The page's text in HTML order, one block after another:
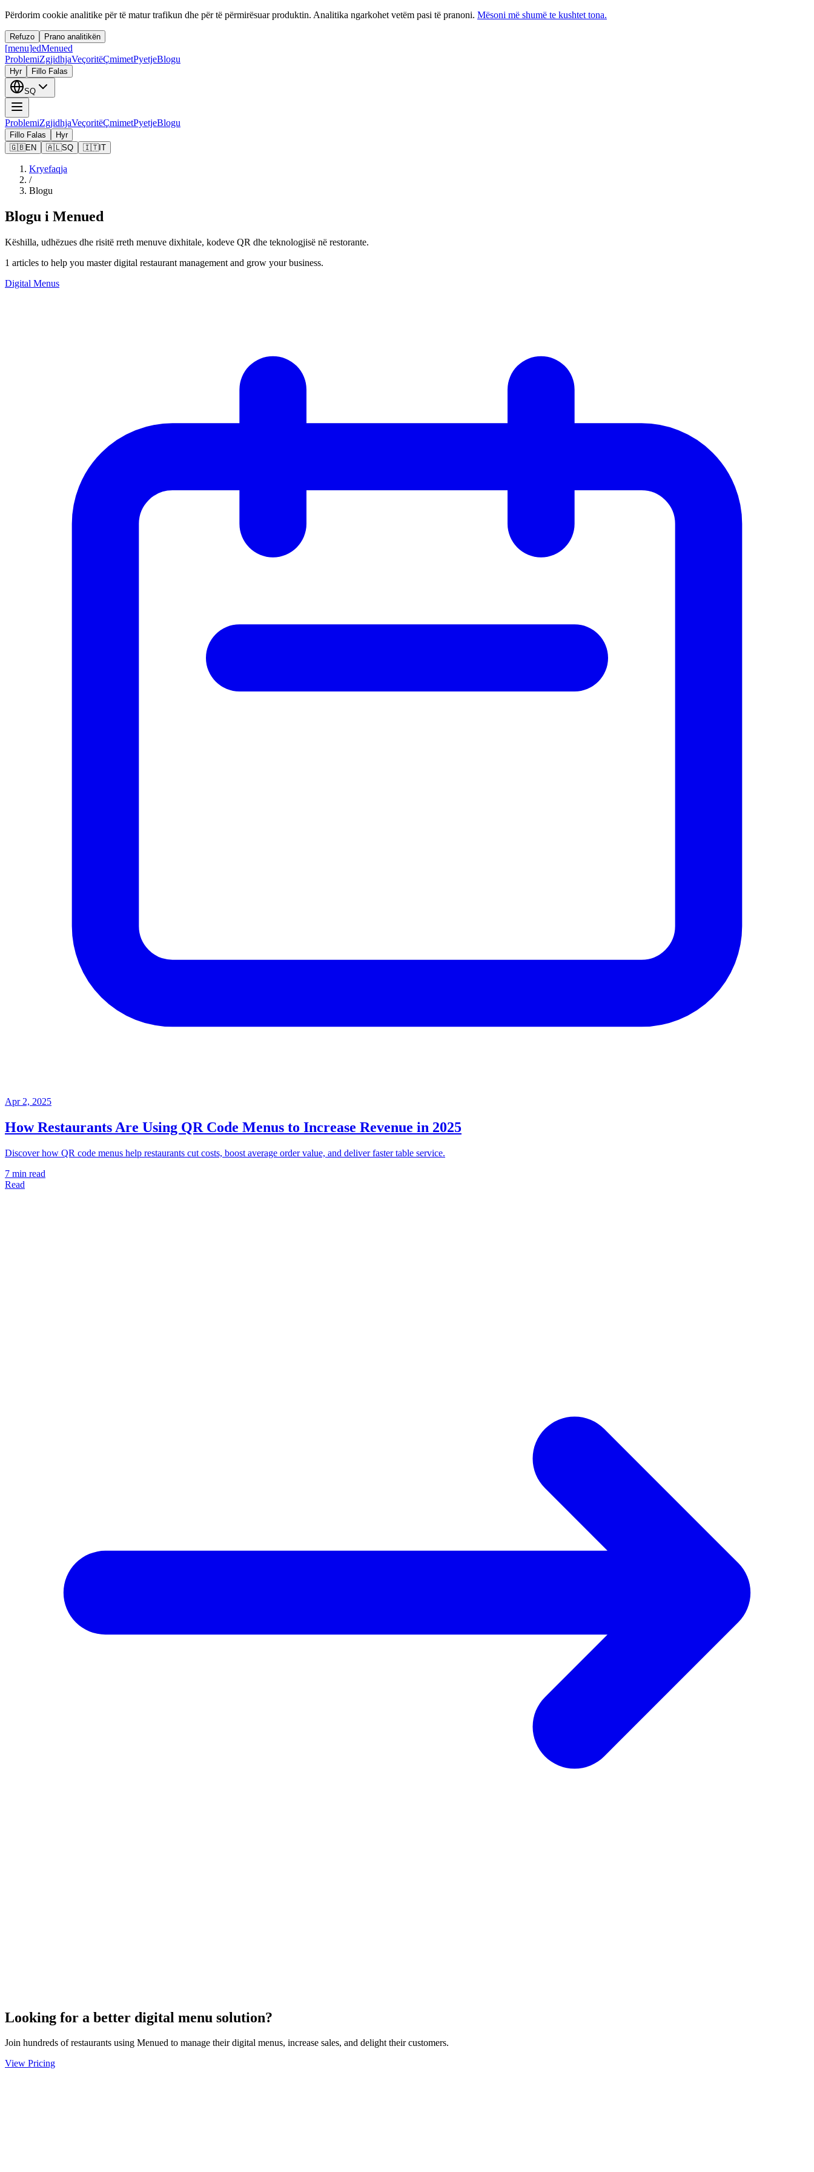
Përdorim cookie analitike për të matur trafikun dhe për të përmirësuar produktin. Analitika ngarkohet vetëm pasi të pranoni. Mësoni më shumë te kushtet tona.
Refuzo Prano analitikën
[menu]edMenued
ProblemiZgjidhjaVeçoritëÇmimetPyetjeBlogu
Hyr Fillo Falas
SQ
ProblemiZgjidhjaVeçoritëÇmimetPyetjeBlogu
Fillo Falas
Hyr
🇬🇧EN 🇦🇱SQ 🇮🇹IT
Kryefaqja
/
Blogu
Blogu i Menued
Këshilla, udhëzues dhe risitë rreth menuve dixhitale, kodeve QR dhe teknologjisë në restorante.
1 articles to help you master digital restaurant management and grow your business.
Digital Menus
Apr 2, 2025
How Restaurants Are Using QR Code Menus to Increase Revenue in 2025
Discover how QR code menus help restaurants cut costs, boost average order value, and deliver faster table service.
7 min read
Read
Looking for a better digital menu solution?
Join hundreds of restaurants using Menued to manage their digital menus, increase sales, and delight their customers.
View Pricing